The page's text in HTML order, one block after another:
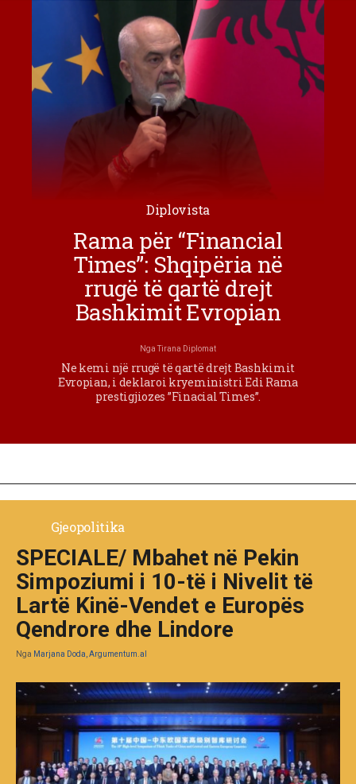
Diplovista
Rama për “Financial
Times”: Shqipëria në
rrugë të qartë drejt
Bashkimit Evropian
Nga Tirana Diplomat
Ne kemi një rrugë të qartë drejt Bashkimit
Evropian, i deklaroi kryeministri Edi Rama
prestigjiozes ”Finacial Times”.
Gjeopolitika
SPECIALE/ Mbahet në Pekin
Simpoziumi i 10-të i Nivelit të
Lartë Kinë-Vendet e Europës
Qendrore dhe Lindore
Nga Marjana Doda, Argumentum.al